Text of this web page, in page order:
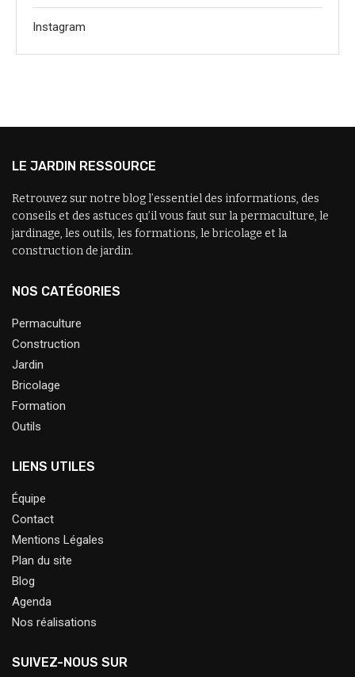
Instagram
LE JARDIN RESSOURCE
Retrouvez sur notre blog l’essentiel des informations, des
conseils et des astuces qu’il vous faut sur la permaculture, le
jardinage, les outils, les formations, le bricolage et la
construction de jardin.
NOS CATÉGORIES
Permaculture
Construction
Jardin
Bricolage
Formation
Outils
LIENS UTILES
Équipe
Contact
Mentions Légales
Plan du site
Blog
Agenda
Nos réalisations
SUIVEZ-NOUS SUR